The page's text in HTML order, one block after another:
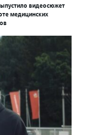
видеосюжет
медицинских